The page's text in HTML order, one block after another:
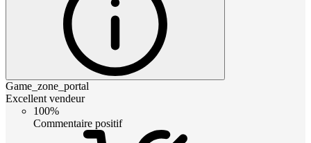
Game_zone_portal
Excellent vendeur
100%
Commentaire positif